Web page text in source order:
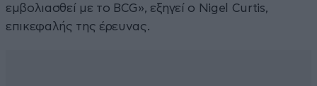
εμβολιασθεί με το BCG», εξηγεί ο Nigel Curtis,
επικεφαλής της έρευνας.